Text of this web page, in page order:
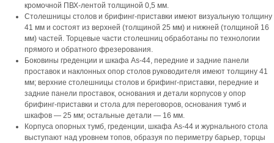
кромочной ПВХ-лентой толщиной 0,5 мм.
Столешницы столов и брифинг-приставки имеют визуальную толщину
41 мм и состоят из верхней (толщиной 25 мм) и нижней (толщиной 16
мм) частей. Торцевые части столешниц обработаны по технологии
прямого и обратного фрезерования.
Боковины греденции и шкафа As-44, передние и задние панели
проставок и наклонных опор столов руководителя имеют толщину 41
мм; верхние столешницы столов и брифинг-приставки, передние и
задние панели проставок, основания и детали корпусов у опор
брифинг-приставки и стола для переговоров, основания тумб и
шкафов — 25 мм; остальные детали — 16 мм.
Корпуса опорных тумб, греденции, шкафа As-44 и журнального стола
выступают над уровнем топов, образуя по периметру барьер, торцы